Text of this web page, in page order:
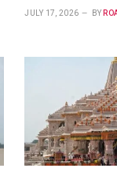
JULY 17, 2026 BY